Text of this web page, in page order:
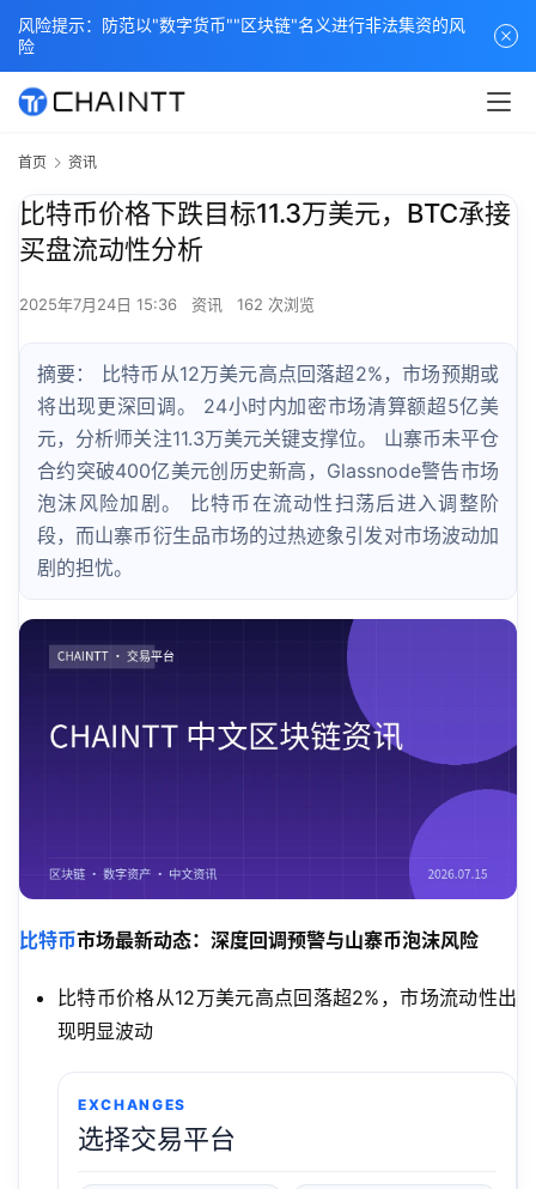
首页 资讯
比特币价格下跌目标11.3万美元，BTC承接
买盘流动性分析
2025年7月24日 15:36 资讯 162 次浏览
摘要： 比特币从12万美元高点回落超2%，市场预期或
将出现更深回调。 24小时内加密市场清算额超5亿美
元，分析师关注11.3万美元关键支撑位。 山寨币未平仓
合约突破400亿美元创历史新高，Glassnode警告市场
泡沫风险加剧。 比特币在流动性扫荡后进入调整阶
段，而山寨币衍生品市场的过热迹象引发对市场波动加
剧的担忧。
比特币市场最新动态：深度回调预警与山寨币泡沫风险
比特币价格从12万美元高点回落超2%，市场流动性出
现明显波动
EXCHANGES
选择交易平台
风险提示：防范以"数字货币""区块链"名义进行非法集资的风
险